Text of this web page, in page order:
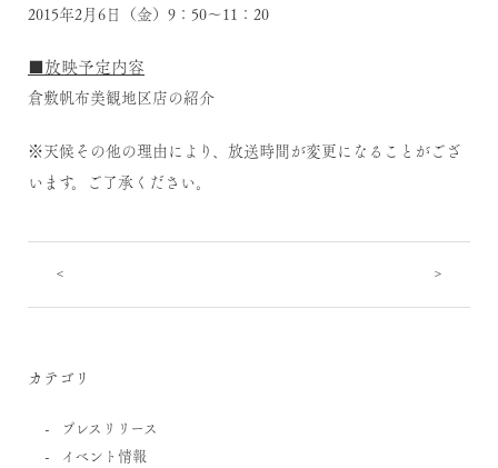
2015年2月6日（金）9：50～11：20
■放映予定内容
倉敷帆布美観地区店の紹介
※天候その他の理由により、放送時間が変更になることがござ
います。ご了承ください。
< >
カテゴリ
プレスリリース
イベント情報